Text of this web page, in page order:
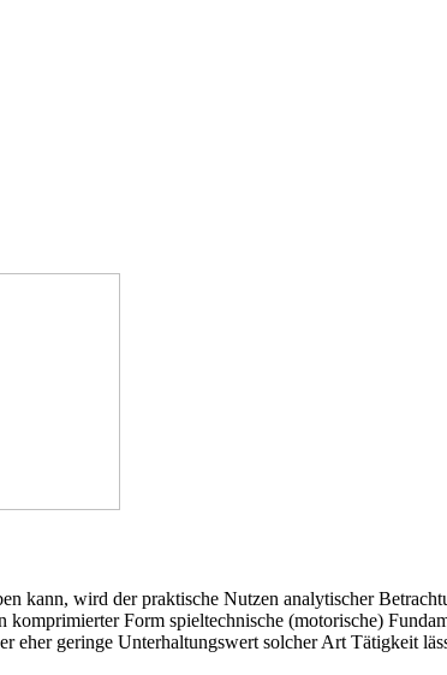
kann, wird der praktische Nutzen analytischer
Form spiel­technische (motorische)
eher geringe Unterhaltungswert solcher Art Tätig­keit